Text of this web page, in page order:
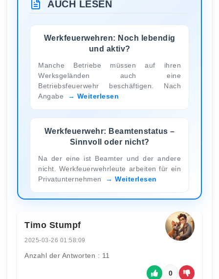
AUCH LESEN
Werkfeuerwehren: Noch lebendig
und aktiv?
Manche Betriebe müssen auf ihren
Werksgeländen auch eine
Betriebsfeuerwehr beschäftigen. Nach
Angabe
Weiterlesen
Werkfeuerwehr: Beamtenstatus –
Sinnvoll oder nicht?
Na der eine ist Beamter und der andere
nicht. Werkfeuerwehrleute arbeiten für ein
Privatunternehmen
Weiterlesen
Timo Stumpf
2025-03-26 01:58:09
Anzahl der Antworten : 11
0